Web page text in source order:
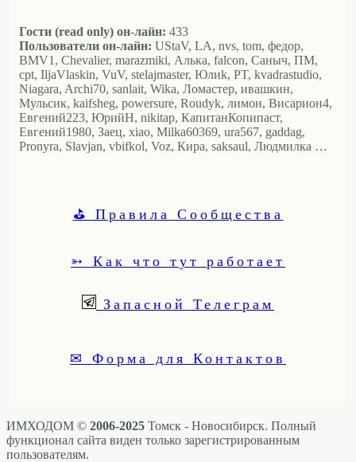
Гости (read only) он-лайн: 433
Пользователи он-лайн: UStaV, LA, nvs, tom, федор,
BMV1, Chevalier, marazmiki, Алька, falcon, Саныч, ПМ,
cpt, IljaVlaskin, VuV, stelajmaster, Юлиk, PT, kvadrastudio,
Niagara, Archi70, sanlait, Wika, Ломастер, ивашкин,
Мульсик, kaifsheg, powersure, Roudyk, лимон, Висариoн4,
Евгений223, ЮрийН, nikitap, КапитанКопипаст,
Евгений1980, Заец, xiao, Milka60369, ura567, gaddag,
Pronyra, Slavjan, vbifkol, Voz, Кира, saksaul, Людмилка …
⛳ Правила Сообщества
➳ Как что тут работает
Запасной Телеграм
✉ Форма для Контактов
ИМХОДОМ © 2006-2025 Томск - Новосибирск. Полный
функционал сайта виден только зарегистрированным
пользователям.